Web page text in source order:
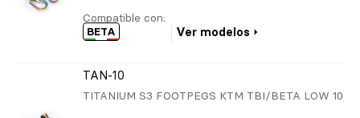
Compatible con:
BETA
Ver modelos
TAN-10
TITANIUM S3 FOOTPEGS KTM TBI/BETA LOW 10